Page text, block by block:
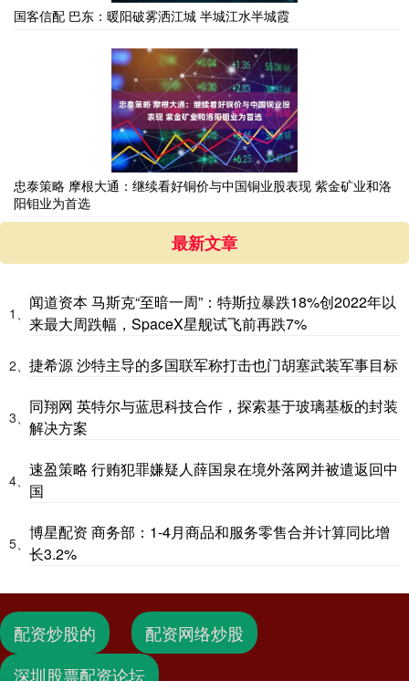
国客信配 巴东：暖阳破雾洒江城 半城江水半城霞
忠泰策略 摩根大通：继续看好铜价与中国铜业股表现 紫金矿业和洛
阳钼业为首选
最新文章
1、
闻道资本 马斯克“至暗一周”：特斯拉暴跌18%创2022年以
来最大周跌幅，SpaceX星舰试飞前再跌7%
2、 捷希源 沙特主导的多国联军称打击也门胡塞武装军事目标
3、
同翔网 英特尔与蓝思科技合作，探索基于玻璃基板的封装
解决方案
4、
速盈策略 行贿犯罪嫌疑人薛国泉在境外落网并被遣返回中
国
5、
博星配资 商务部：1-4月商品和服务零售合并计算同比增
长3.2%
配资炒股的
配资网络炒股
深圳股票配资论坛